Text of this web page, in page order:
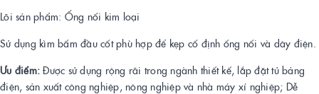
Lõi sản phẩm: Ống nối kim loại
Sử dụng kìm bấm đầu cốt phù hợp để kẹp cố định ống nối và dây điện.
Ưu điểm: Được sử dụng rộng rãi trong ngành thiết kế, lắp đặt tủ bảng
điện, sản xuất công nghiệp, nông nghiệp và nhà máy xí nghiệp; Dễ